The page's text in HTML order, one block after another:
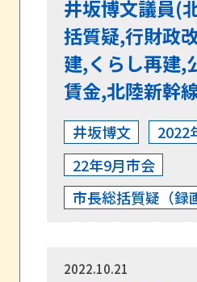
井坂博文議員(
括質疑,行財政
建,くらし再建,
賃金,北陸新幹
井坂博文
2022
22年9月市会
市長総括質疑（録
2022.10.21